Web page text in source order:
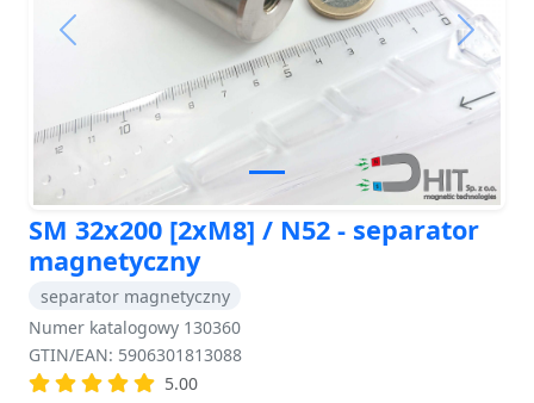
Previous Next
SM 32x200 [2xM8] / N52 - separator
magnetyczny
separator magnetyczny
Numer katalogowy 130360
GTIN/EAN: 5906301813088
5.00